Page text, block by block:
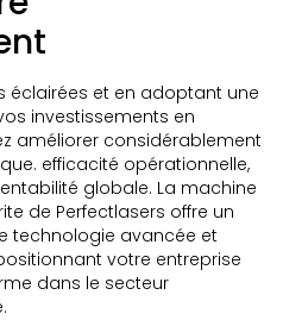
éclairées et en adoptant une
investissements en
améliorer considérablement
efficacité opérationnelle,
globale. La machine
de Perfectlasers offre un
technologie avancée et
votre entreprise
dans le secteur